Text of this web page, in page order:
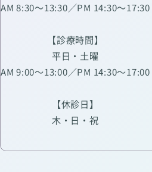
AM 8:30～13:30／PM 14:30～17:30
【診療時間】
平日・土曜
AM 9:00～13:00／PM 14:30～17:00
【休診日】
木・日・祝